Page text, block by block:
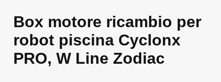
Box motore ricambio per
robot piscina Cyclonx
PRO, W Line Zodiac